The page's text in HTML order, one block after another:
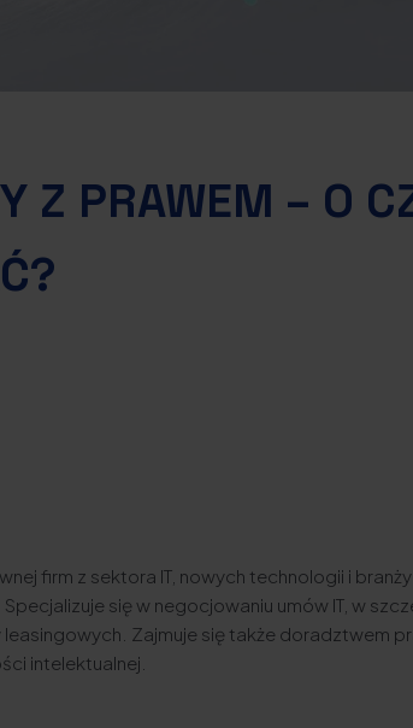
Z PRAWEM – O
firm z sektora IT, nowych technologii i branży
się w negocjowaniu umów IT, w
Zajmuje się także doradztwem
intelektualnej.